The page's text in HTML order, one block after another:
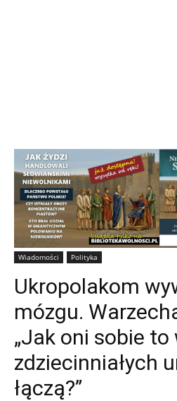
Wiadomości Polityka
Ukropolakom
mózgu.
„Jak oni sobie
zdziecinniałych
łączą?”